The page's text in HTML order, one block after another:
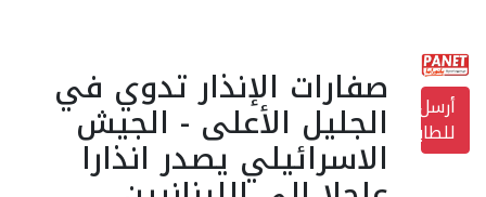
أرسل
للطابعة
صفارات الإنذار تدوي في
الجليل الأعلى - الجيش
الاسرائيلي يصدر انذارا